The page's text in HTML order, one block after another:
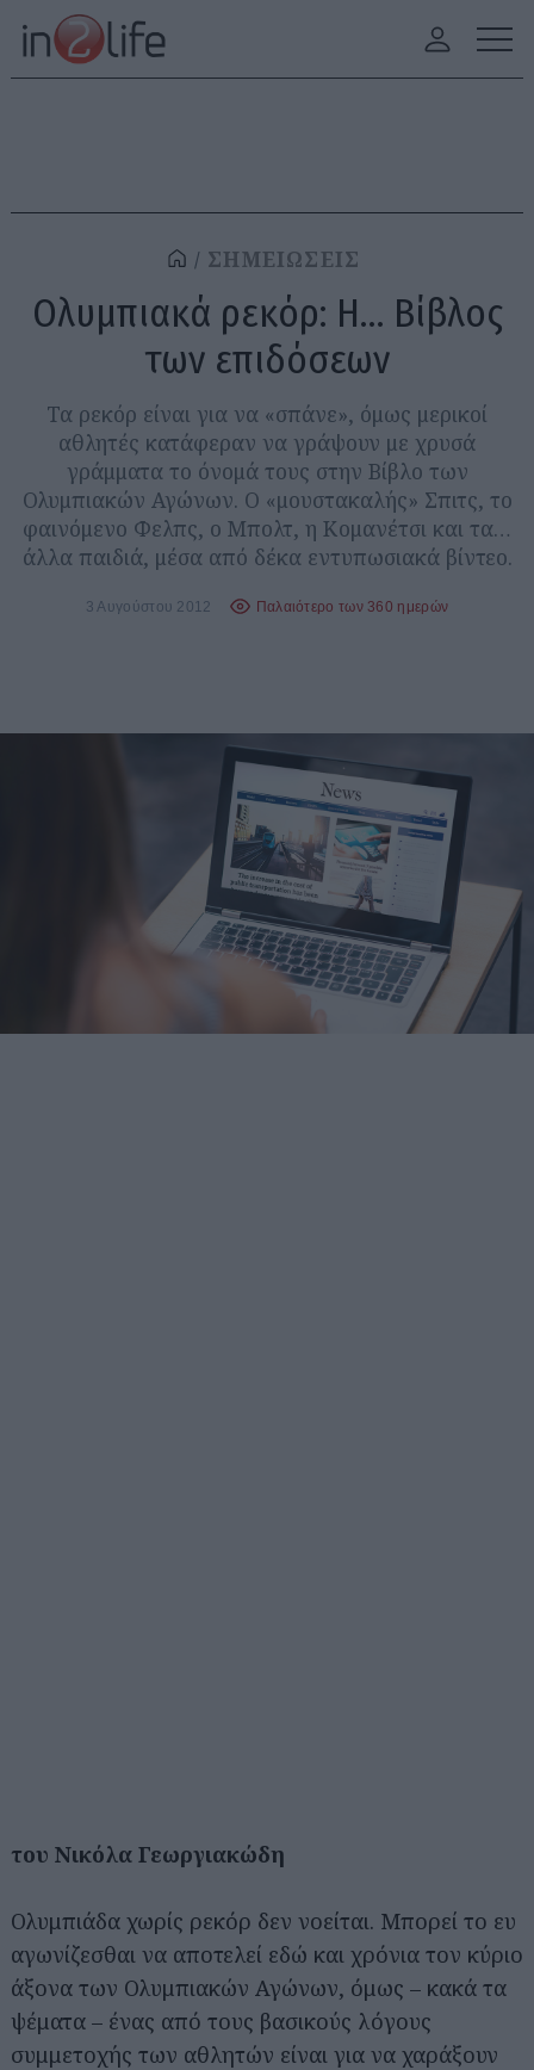
ΣΗΜΕΙΩΣΕΙΣ
Ολυμπιακά ρεκόρ: Η… Βίβλος
των επιδόσεων
Τα ρεκόρ είναι για να «σπάνε», όμως μερικοί
αθλητές κατάφεραν να γράψουν με χρυσά
γράμματα το όνομά τους στην Βίβλο των
Ολυμπιακών Αγώνων. Ο «μουστακαλής» Σπιτς, το
φαινόμενο Φελπς, ο Μπολτ, η Κομανέτσι και τα…
άλλα παιδιά, μέσα από δέκα εντυπωσιακά βίντεο.
3 Αυγούστου 2012 Παλαιότερο των 360 ημερών
του Νικόλα Γεωργιακώδη
Ολυμπιάδα χωρίς ρεκόρ δεν νοείται. Μπορεί το ευ
αγωνίζεσθαι να αποτελεί εδώ και χρόνια τον κύριο
άξονα των Ολυμπιακών Αγώνων, όμως – κακά τα
ψέματα – ένας από τους βασικούς λόγους
συμμετοχής των αθλητών είναι για να χαράξουν